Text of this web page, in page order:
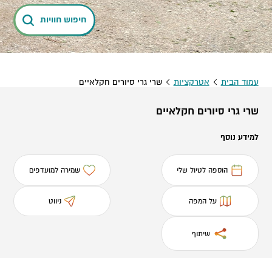
חיפוש חוויות
עמוד הבית אטרקציות שרי גרי סיורים חקלאיים
שרי גרי סיורים חקלאיים
למידע נוסף
הוספה לטיול שלי שמירה למועדפים
על המפה ניווט
שיתוף